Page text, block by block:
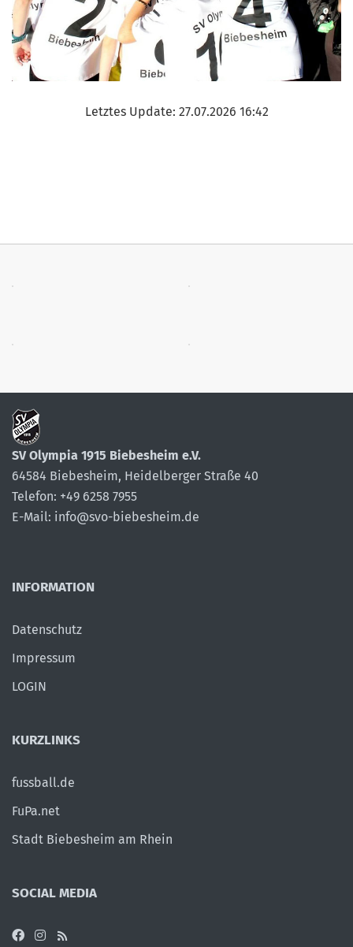
Letztes Update: 27.07.2026 16:42
SV Olympia 1915 Biebesheim e.V.
64584 Biebesheim, Heidelberger Straße 40
Telefon: +49 6258 7955
E-Mail: info@svo-biebesheim.de
INFORMATION
Datenschutz
Impressum
LOGIN
KURZLINKS
fussball.de
FuPa.net
Stadt Biebesheim am Rhein
SOCIAL MEDIA